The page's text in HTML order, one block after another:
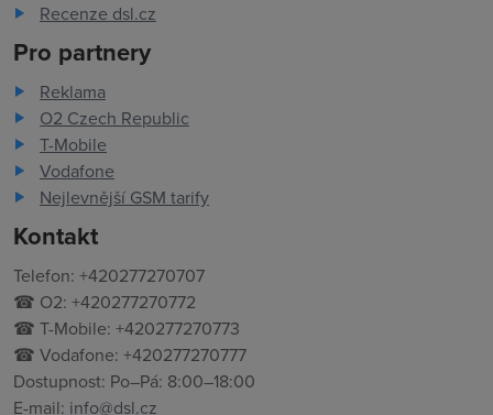
Recenze dsl.cz
Pro partnery
Reklama
O2 Czech Republic
T-Mobile
Vodafone
Nejlevnější GSM tarify
Kontakt
Telefon: +420277270707
☎ O2: +420277270772
☎ T-Mobile: +420277270773
☎ Vodafone: +420277270777
Dostupnost: Po–Pá: 8:00–18:00
E-mail: info@dsl.cz